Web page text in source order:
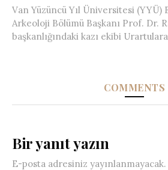
Van Yüzüncü Yıl Üniversitesi (YYÜ)
Arkeoloji Bölümü Başkanı Prof. Dr.
başkanlığındaki kazı ekibi
COMMENTS
Bir yanıt yazın
E-posta adresiniz yayınlanmayacak.